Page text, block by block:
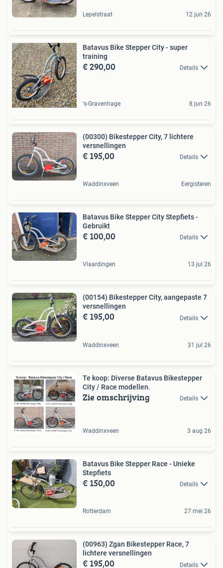
Lepelstraat 12 jun 26
Batavus Bike Stepper City - super
training
€ 290,00 Details
's-Gravenhage 8 jun 26
(00300) Bikestepper City, 7 lichtere
versnellingen
€ 195,00 Details
Waddinxveen Eergisteren
Batavus Bike Stepper City Stepfiets -
Gebruikt
€ 100,00 Details
Vlaardingen 13 jul 26
(00154) Bikestepper City, aangepaste 7
versnellingen
€ 195,00 Details
Waddinxveen 31 jul 26
Te koop: Diverse Batavus Bikestepper
City / Race modellen.
Zie omschrijving Details
Waddinxveen 3 aug 26
Batavus Bike Stepper Race - Unieke
Stepfiets
€ 150,00 Details
Rotterdam 27 mei 26
(00963) Zgan Bikestepper Race, 7
lichtere versnellingen
€ 195,00 Details